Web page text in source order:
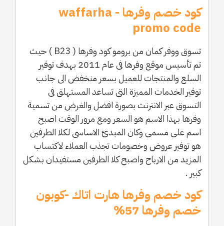
كود خصم وفرها - waffarha
promo code
تسوق ووفر كمان من برومو كود وفرها ( B23 ) حيث
تم تأسيس موقع وفرها فى عام 2011 بهدف توفير
السلع والمنتجات للعميل بسعر منخفض الى جانب
توفير الخدمات المميزة التى تساعد المستهلق فى
التسوق عبر الانترنت بصورة افضل والغرض من تسمية
وفرها بهذا الاسم هو السعر ومع مرور الوقت اصبح
اسم على مسمى وكان المبدئ الاساسى لكلا الطرفين
هو توفير عروض وخصومات تجذب العملاء لاكتساب
المزيد من الارباح واصبح كلا الطرفين مستفيدان بشكل
كبير .
كود خصم وفرها هارت اتاك -كوبون
خصم وفرها 57%